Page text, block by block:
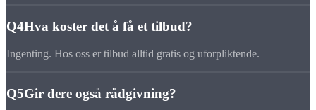
Q4Hva koster det å få et tilbud?
Ingenting. Hos oss er tilbud alltid gratis og uforpliktende.
Q5Gir dere også rådgivning?